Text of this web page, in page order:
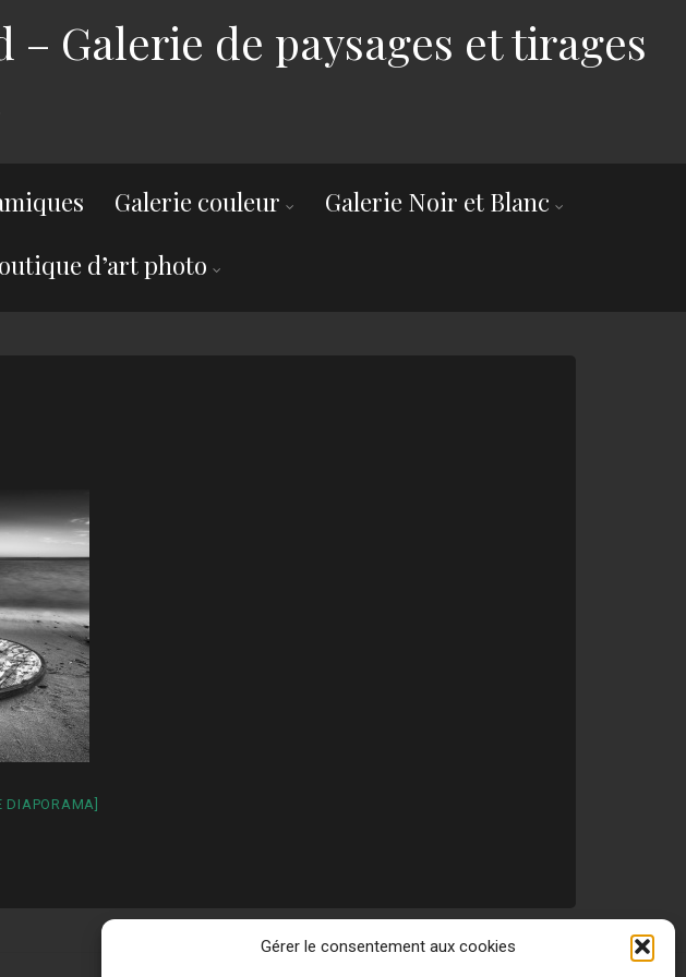
Gérer le consentement aux cookies
Galerie de paysages et tirages
Galerie couleur
Galerie Noir et Blanc
d’art photo
DIAPORAMA]